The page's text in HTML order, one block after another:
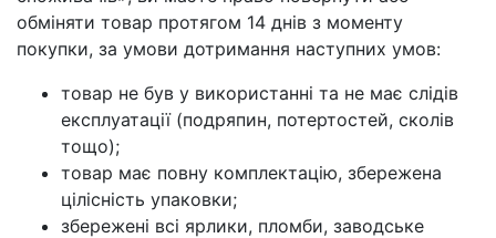
обміняти товар протягом 14 днів з моменту
покупки, за умови дотримання наступних умов:
товар не був у використанні та не має слідів
експлуатації (подряпин, потертостей, сколів
тощо);
товар має повну комплектацію, збережена
цілісність упаковки;
збережені всі ярлики, пломби, заводське